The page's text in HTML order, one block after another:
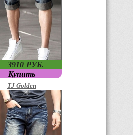
Купить
3910 PУБ.
TJ Golden